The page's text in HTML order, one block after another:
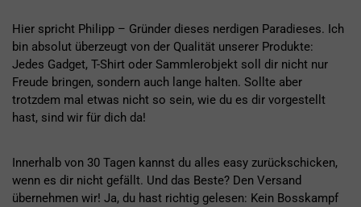
Hier spricht Philipp – Gründer dieses nerdigen Paradieses. Ich
bin absolut überzeugt von der Qualität unserer Produkte:
Jedes Gadget, T-Shirt oder Sammlerobjekt soll dir nicht nur
Freude bringen, sondern auch lange halten. Sollte aber
trotzdem mal etwas nicht so sein, wie du es dir vorgestellt
hast, sind wir für dich da!
Innerhalb von 30 Tagen kannst du alles easy zurückschicken,
wenn es dir nicht gefällt. Und das Beste? Den Versand
übernehmen wir! Ja, du hast richtig gelesen: Kein Bosskampf